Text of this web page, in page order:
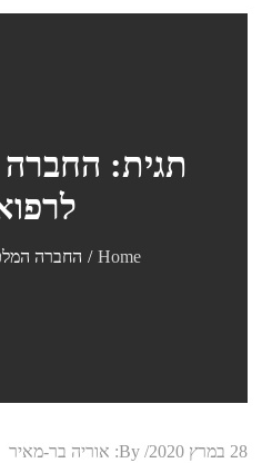
תגית: החברה
Home החברה
Posted
28 במרץ 2020 By: אוריה בר-מאיר